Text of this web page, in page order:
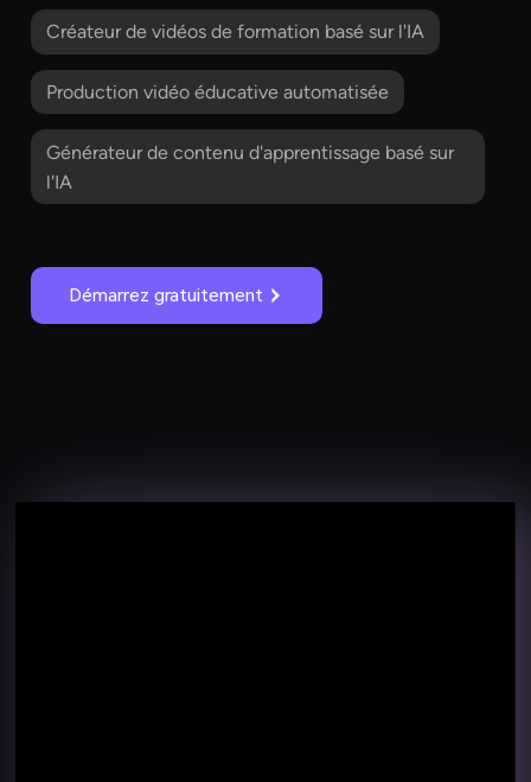
Créateur de vidéos de formation basé sur l'IA
Production vidéo éducative automatisée
Générateur de contenu d'apprentissage basé sur
l'IA
Démarrez gratuitement